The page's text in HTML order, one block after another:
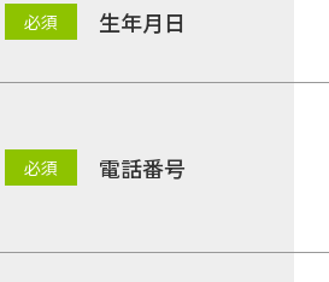
生年月日
電話番号